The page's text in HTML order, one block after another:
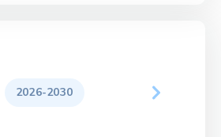
2026-2030